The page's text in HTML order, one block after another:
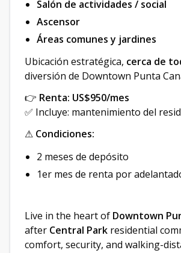
Salón de actividades / social
Ascensor
Áreas comunes y jardines
Ubicación estratégica, cerca de
diversión de Downtown Punta
👉 Renta: US$950/mes
✅ Incluye: mantenimiento del
⚠ Condiciones:
2 meses de depósito
1er mes de renta por
Live in the heart of Downtown
after Central Park residential
comfort, security, and walking-